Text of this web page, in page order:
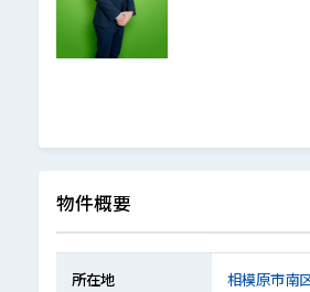
物件概要
所在地 相模原市南